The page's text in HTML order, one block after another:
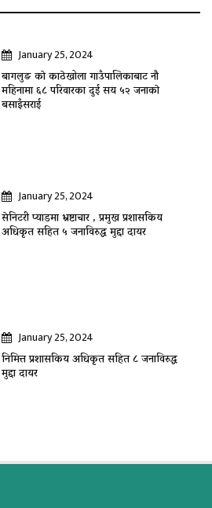
January 25, 2024
बागलुङ काे काठेखोला गाउँपालिकाबाट नौ
महिनामा ६८ परिवारका दुई सय ५२ जनाकाे
बसाइँसराई
January 25, 2024
सेनिटरी प्याडमा भ्रष्टाचार , प्रमुख प्रशासकिय
अधिकृत सहित ५ जनाविरुद्ध मुद्दा दायर
January 25, 2024
निमित्त प्रशासकिय अधिकृत सहित ८ जनाविरुद्ध
मुद्दा दायर